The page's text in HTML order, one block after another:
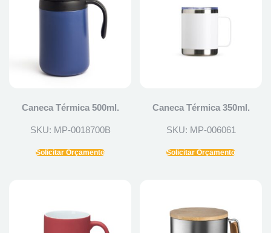
Caneca Térmica 500ml.
SKU: MP-0018700B
Solicitar Orçamento
Caneca Térmica 350ml.
SKU: MP-006061
Solicitar Orçamento